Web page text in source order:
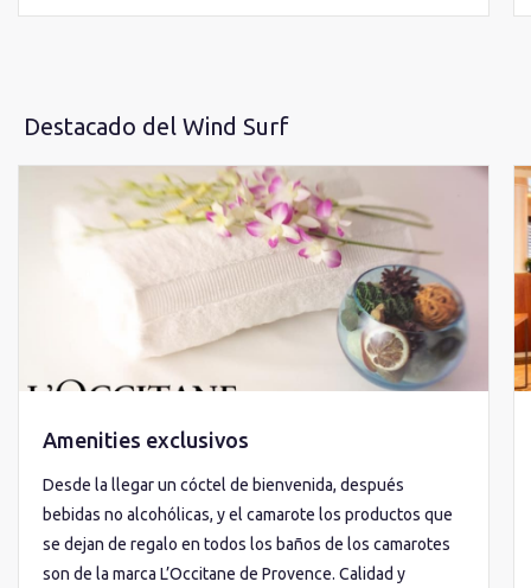
Destacado del Wind Surf
Amenities exclusivos
Desde la llegar un cóctel de bienvenida, después
bebidas no alcohólicas, y el camarote los productos que
se dejan de regalo en todos los baños de los camarotes
son de la marca L’Occitane de Provence. Calidad y